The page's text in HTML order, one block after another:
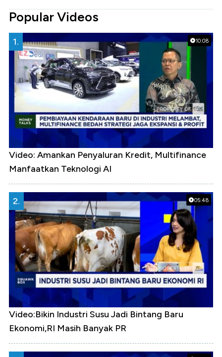
Popular Videos
10:08
1.
Video: Amankan Penyaluran Kredit, Multifinance
Manfaatkan Teknologi AI
05:48
2.
Video:Bikin Industri Susu Jadi Bintang Baru
Ekonomi,RI Masih Banyak PR